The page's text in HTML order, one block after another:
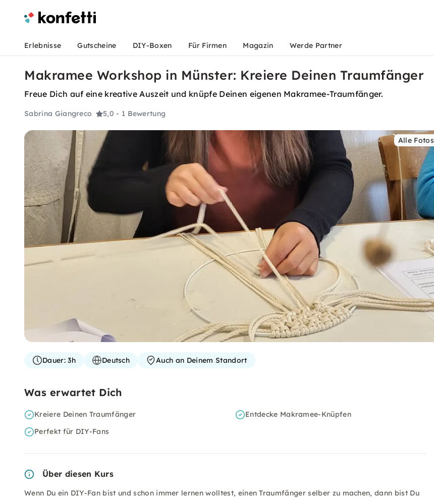
Erlebnisse Gutscheine DIY-Boxen Für Firmen Magazin Werde Partner
Makramee Workshop in Münster: Kreiere Deinen Traumfänger
Freue Dich auf eine kreative Auszeit und knüpfe Deinen eigenen Makramee-Traumfänger.
Sabrina Giangreco 5,0- 1 Bewertung
Alle Fotos
Dauer:3h Deutsch Auch an Deinem Standort
Was erwartet Dich
Kreiere Deinen Traumfänger
Entdecke Makramee-Knüpfen
Perfekt für DIY-Fans
Über diesen Kurs
Wenn Du ein DIY-Fan bist und schon immer lernen wolltest, einen Traumfänger selber zu machen, dann bist Du